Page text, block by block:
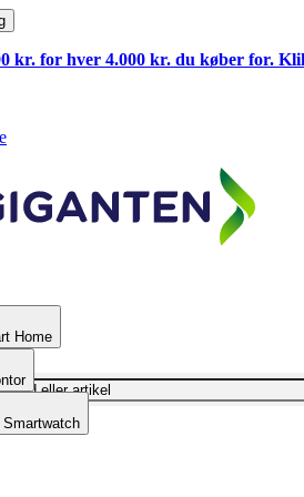
kr. for hver 4.000 kr. du køber for.
Home
Smartwatch